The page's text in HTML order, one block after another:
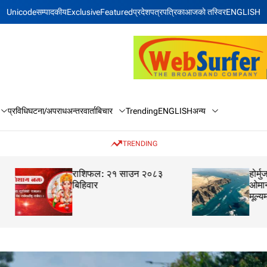
Unicodeसम्पादकीयExclusiveFeaturedप्रदेशपत्रपत्रिकाआजकाे तस्विरENGLISH
प्रविधिघटना/अपराधअन्तरवार्ताबिचार TrendingENGLISHअन्य
TRENDING
राशिफल: २१ साउन २०८३
बिहिवार
होर्मुज खोल्ने प्रयास
ओमान वार्ता
मूल्यमा गिरावट